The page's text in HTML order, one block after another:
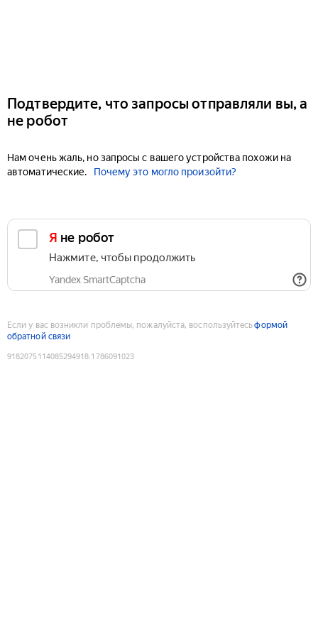
Подтвердите, что запросы отправляли вы, а
не робот
Нам очень жаль, но запросы с вашего устройства похожи на
автоматические.
Почему это могло произойти?
Я не робот
Нажмите, чтобы продолжить
Yandex SmartCaptcha
Если у вас возникли проблемы, пожалуйста, воспользуйтесьформой
обратной связи
9182075114085294918:1786091023